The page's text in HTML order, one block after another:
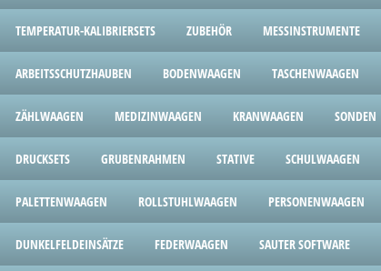
TEMPERATUR-KALIBRIERSETS ZUBEHÖR MESSINSTRUMENTE
ARBEITSSCHUTZHAUBEN BODENWAAGEN TASCHENWAAGEN
ZÄHLWAAGEN MEDIZINWAAGEN KRANWAAGEN SONDEN
DRUCKSETS GRUBENRAHMEN STATIVE SCHULWAAGEN
PALETTENWAAGEN ROLLSTUHLWAAGEN PERSONENWAAGEN
DUNKELFELDEINSÄTZE FEDERWAAGEN SAUTER SOFTWARE